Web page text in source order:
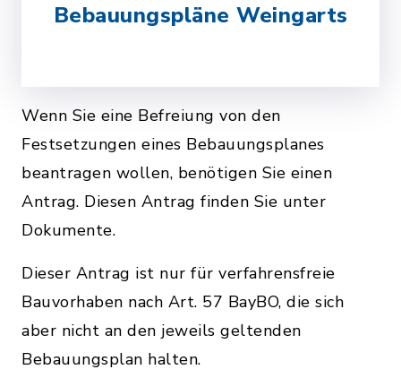
Bebauungspläne Weingarts
Wenn Sie eine Befreiung von den
Festsetzungen eines Bebauungsplanes
beantragen wollen, benötigen Sie einen
Antrag. Diesen Antrag finden Sie unter
Dokumente.
Dieser Antrag ist nur für verfahrensfreie
Bauvorhaben nach Art. 57 BayBO, die sich
aber nicht an den jeweils geltenden
Bebauungsplan halten.